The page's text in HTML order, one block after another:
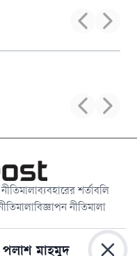
ব্যবহারের শর্তাবলি
বিজ্ঞাপন নীতিমালা
মাহমুদ